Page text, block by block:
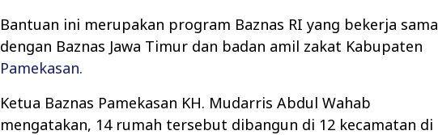
Bantuan ini merupakan program Baznas RI yang bekerja sama
dengan Baznas Jawa Timur dan badan amil zakat Kabupaten
Pamekasan.
Ketua Baznas Pamekasan KH. Mudarris Abdul Wahab
mengatakan, 14 rumah tersebut dibangun di 12 kecamatan di